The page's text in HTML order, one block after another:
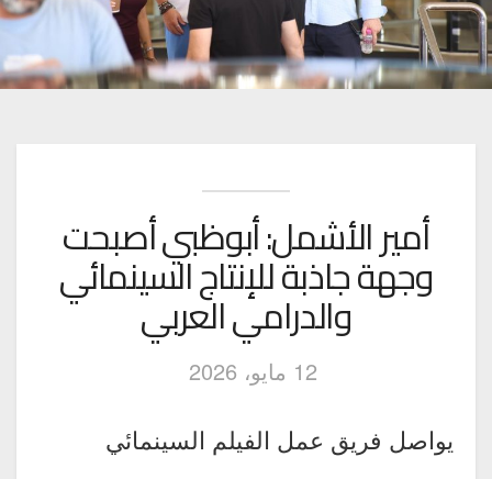
أمير الأشمل: أبوظبي أصبحت
وجهة جاذبة للإنتاج السينمائي
والدرامي العربي
12 مايو، 2026
يواصل فريق عمل الفيلم السينمائي